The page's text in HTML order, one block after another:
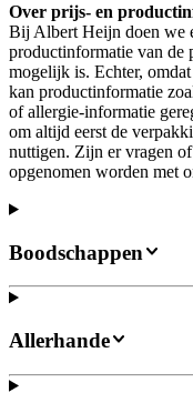
Over prijs- en
Bij Albert Heijn doen we
productinformatie van de
mogelijk is. Echter,
kan productinformatie
of allergie-informatie
om altijd eerst de
nuttigen. Zijn er vragen
opgenomen worden met
Boodschappen
Allerhande